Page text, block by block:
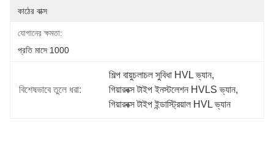
কাঠের বাক্স
যোগানের ক্ষমতা:
প্রতি মাসে 1000
বিশেষভাবে তুলে ধরা:
শিল্প বায়ুচলাচল সুবিধা HVL ভ্যান,
গিয়ারবক্স টাইপ ইনস্টলেশন HVLS ভ্যান,
গিয়ারবক্স টাইপ ইন্ডাস্ট্রিয়াল HVL ভ্যান